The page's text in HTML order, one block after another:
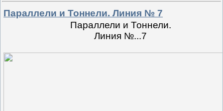
Параллели и Тоннели. Линия № 7
Параллели и Тоннели.
Линия №...7